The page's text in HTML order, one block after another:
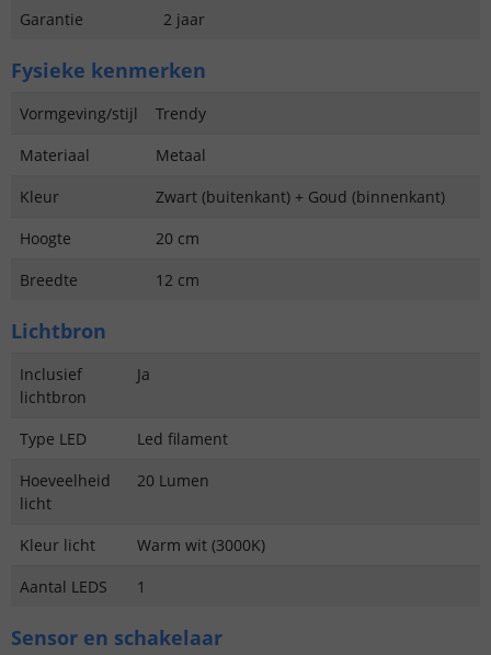
Garantie
2 jaar
Fysieke kenmerken
Vormgeving/stijl
Trendy
Materiaal
Metaal
Kleur
Zwart (buitenkant) + Goud (binnenkant)
Hoogte
20 cm
Breedte
12 cm
Lichtbron
Inclusief
lichtbron
Ja
Type LED
Led filament
Hoeveelheid
licht
20 Lumen
Kleur licht
Warm wit (3000K)
Aantal LEDS
1
Sensor en schakelaar